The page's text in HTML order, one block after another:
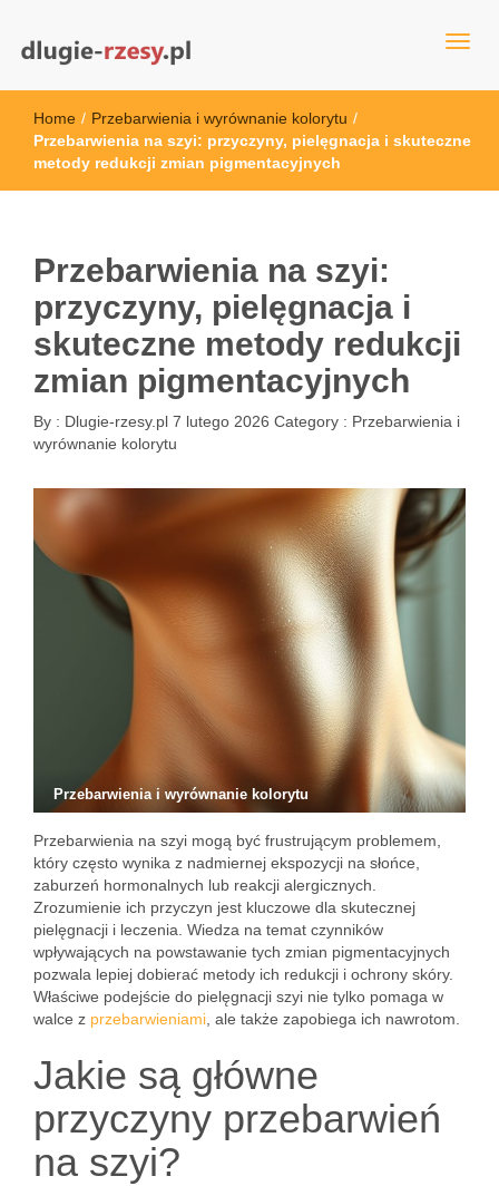
dlugie-rzesy.pl
Home / Przebarwienia i wyrównanie kolorytu /
Przebarwienia na szyi: przyczyny, pielęgnacja i skuteczne
metody redukcji zmian pigmentacyjnych
Przebarwienia na szyi:
przyczyny, pielęgnacja i
skuteczne metody redukcji
zmian pigmentacyjnych
By : Dlugie-rzesy.pl 7 lutego 2026 Category : Przebarwienia i
wyrównanie kolorytu
Przebarwienia i wyrównanie kolorytu
Przebarwienia na szyi mogą być frustrującym problemem,
który często wynika z nadmiernej ekspozycji na słońce,
zaburzeń hormonalnych lub reakcji alergicznych.
Zrozumienie ich przyczyn jest kluczowe dla skutecznej
pielęgnacji i leczenia. Wiedza na temat czynników
wpływających na powstawanie tych zmian pigmentacyjnych
pozwala lepiej dobierać metody ich redukcji i ochrony skóry.
Właściwe podejście do pielęgnacji szyi nie tylko pomaga w
walce z przebarwieniami , ale także zapobiega ich nawrotom.
Jakie są główne
przyczyny przebarwień
na szyi?